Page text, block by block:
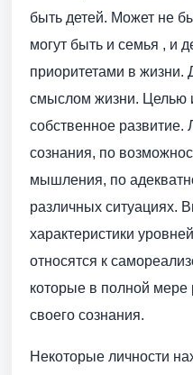
быть детей. Может не
могут быть и семья , и
приоритетами в жизни.
смыслом жизни. Целью
собственное развитие.
сознания, по
мышления, по
различных ситуациях.
характеристики
относятся к
которые в полной мере
своего сознания.
Некоторые личности